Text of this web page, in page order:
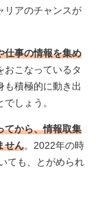
リアのチャンスが
仕事の情報を集め
おこなっているタ
も積極的に動き出
しょう。
てから、情報取集
せん。2022年の時
ても、とがめられ